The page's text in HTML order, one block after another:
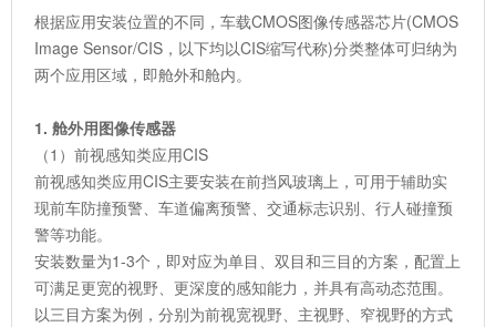
根据应用安装位置的不同，车载CMOS图像传感器芯片(CMOS
Image Sensor/CIS，以下均以CIS缩写代称)分类整体可归纳为
两个应用区域，即舱外和舱内。
1. 舱外用图像传感器
（1）前视感知类应用CIS
前视感知类应用CIS主要安装在前挡风玻璃上，可用于辅助实
现前车防撞预警、车道偏离预警、交通标志识别、行人碰撞预
警等功能。
安装数量为1-3个，即对应为单目、双目和三目的方案，配置上
可满足更宽的视野、更深度的感知能力，并具有高动态范围。
以三目方案为例，分别为前视宽视野、主视野、窄视野的方式